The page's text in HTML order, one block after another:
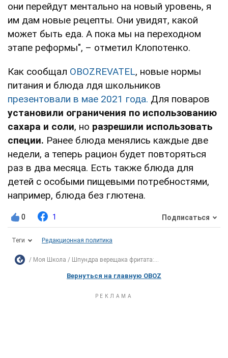
они перейдут ментально на новый уровень, я
им дам новые рецепты. Они увидят, какой
может быть еда. А пока мы на переходном
этапе реформы", – отметил Клопотенко.
Как сообщал OBOZREVATEL, новые нормы
питания и блюда лдя школьников
презентовали в мае 2021 года. Для поваров
установили ограничения по использованию
сахара и соли, но разрешили использовать
специи. Ранее блюда менялись каждые две
недели, а теперь рацион будет повторяться
раз в два месяца. Есть также блюда для
детей с особыми пищевыми потребностями,
например, блюда без глютена.
0 1 Подписаться
Теги Редакционная политика
Моя Школа Шпундра верещака фритата:...
Вернуться на главную OBOZ